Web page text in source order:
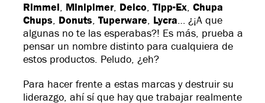
Rimmel
Minipimer Delco Tipp-Ex Chupa
Chups
Donuts Tuperware Lycra … ¿¡A que
algunas no te las esperabas?! Es más, prueba a
pensar un nombre distinto para cualquiera de
estos productos. Peludo, ¿eh?
Para hacer frente a estas marcas y destruir su
liderazgo, ahí sí que hay que trabajar realmente